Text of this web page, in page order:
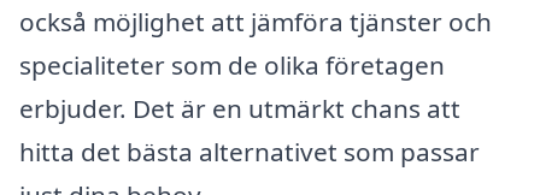
också möjlighet att jämföra tjänster och
specialiteter som de olika företagen
erbjuder. Det är en utmärkt chans att
hitta det bästa alternativet som passar